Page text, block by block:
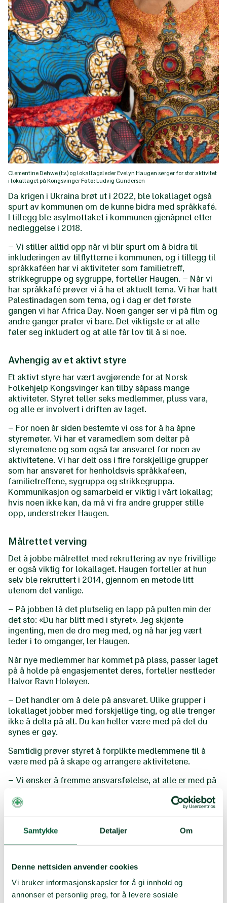
Samtykke Detaljer Om
Denne nettsiden anvender cookies
Vi bruker informasjonskapsler for å gi innhold og
annonser et personlig preg, for å levere sosiale
Da krigen i Ukraina brøt ut i 2022, ble lokallaget også
spurt av kommunen om de kunne bidra med språkkafé.
I tillegg ble asylmottaket i kommunen gjenåpnet etter
nedleggelse i 2018.
– Vi stiller alltid opp når vi blir spurt om å bidra til
inkluderingen av tilflytterne i kommunen, og i tillegg til
språkkaféen har vi aktiviteter som familietreff,
strikkegruppe og sygruppe, forteller Haugen. – Når vi
har språkkafé prøver vi å ha et aktuelt tema. Vi har hatt
Palestinadagen som tema, og i dag er det første
gangen vi har Africa Day. Noen ganger ser vi på film og
andre ganger prater vi bare. Det viktigste er at alle
føler seg inkludert og at alle får lov til å si noe.
Avhengig av et aktivt styre
Et aktivt styre har vært avgjørende for at Norsk
Folkehjelp Kongsvinger kan tilby såpass mange
aktiviteter. Styret teller seks medlemmer, pluss vara,
og alle er involvert i driften av laget.
– For noen år siden bestemte vi oss for å ha åpne
styremøter. Vi har et varamedlem som deltar på
styremøtene og som også tar ansvaret for noen av
aktivitetene. Vi har delt oss i fire forskjellige grupper
som har ansvaret for henholdsvis språkkafeen,
familietreffene, sygruppa og strikkegruppa.
Kommunikasjon og samarbeid er viktig i vårt lokallag;
hvis noen ikke kan, da må vi fra andre grupper stille
opp, understreker Haugen.
Clementine Dehwe (t.v.) og lokallagsleder Evelyn Haugen sørger for stor aktivitet
i lokallaget på KongsvingerFoto: Ludvig Gundersen
Målrettet verving
Det å jobbe målrettet med rekruttering av nye frivillige
er også viktig for lokallaget. Haugen forteller at hun
selv ble rekruttert i 2014, gjennom en metode litt
utenom det vanlige.
– På jobben lå det plutselig en lapp på pulten min der
det sto: «Du har blitt med i styret». Jeg skjønte
ingenting, men de dro meg med, og nå har jeg vært
leder i to omganger, ler Haugen.
Når nye medlemmer har kommet på plass, passer laget
på å holde på engasjementet deres, forteller nestleder
Halvor Ravn Holøyen.
– Det handler om å dele på ansvaret. Ulike grupper i
lokallaget jobber med forskjellige ting, og alle trenger
ikke å delta på alt. Du kan heller være med på det du
synes er gøy.
Samtidig prøver styret å forplikte medlemmene til å
være med på å skape og arrangere aktivitetene.
– Vi ønsker å fremme ansvarsfølelse, at alle er med på
å tilrettelegge og prege aktivitetene selv, sier Holøyen.
LES OGSÅ:
Samfunnspolitisk fagkonferanse 2023:
Ser en viktig og riktig utvikling